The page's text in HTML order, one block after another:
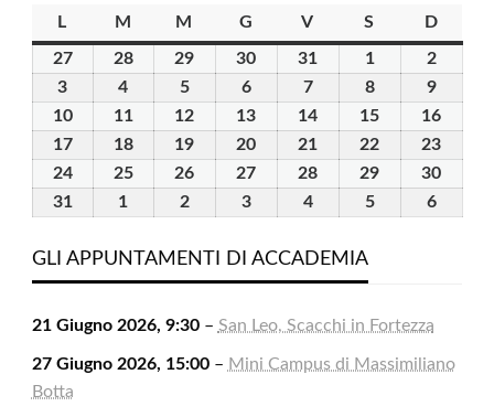
L
M martedì
M mercoledì
G giovedìV venerdì
S sabatoD
2727
Luglio
2026
2828
29 30 31 11
Agosto
2026
22
Agosto
2026
3
Agosto
2026
4
Agosto
2026
55
Agosto
2026
66
Agosto
2026
77
Agosto
2026
88
Agosto
2026
99
Agosto
2026
1010
Agosto
2026
1111
Agosto
2026
12
Agosto
13
Agosto
14
Agosto
15
Agosto
16
1717
Agosto
1818
Agosto
19
Agosto
20
Agosto
21
Agosto
22
Agosto
23
2424
Agosto
2525
Agosto
26
Agosto
27
Agosto
28
Agosto
29
Agosto
30
3131
2026
1
2026
22
2026
33
2026
44
2026
55
66
GLI APPUNTAMENTI DI ACCADEMIA
21 Giugno 2026, 9:30– San Leo, Scacchi in Fortezza
27 Giugno 2026, 15:00– Mini Campus di Massimiliano
Botta